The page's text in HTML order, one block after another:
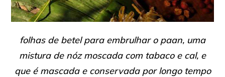
folhas de betel para embrulhar o paan, uma
mistura de nóz moscada com tabaco e cal, e
que é mascada e conservada por longo tempo